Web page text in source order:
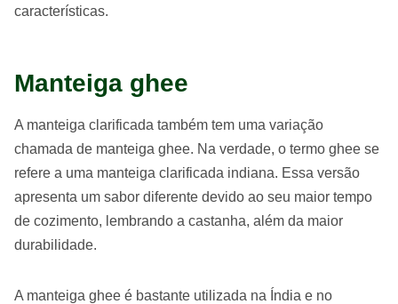
características.
Manteiga ghee
A manteiga clarificada também tem uma variação
chamada de manteiga ghee. Na verdade, o termo ghee se
refere a uma manteiga clarificada indiana. Essa versão
apresenta um sabor diferente devido ao seu maior tempo
de cozimento, lembrando a castanha, além da maior
durabilidade.
A manteiga ghee é bastante utilizada na Índia e no